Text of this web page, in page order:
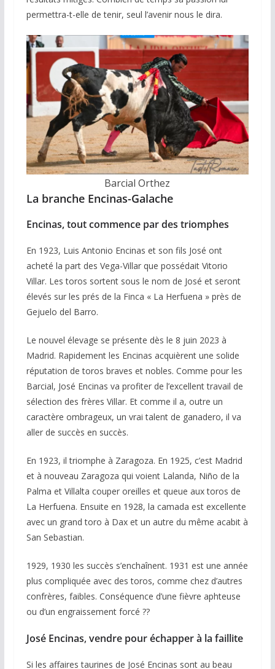
permettra-t-elle de tenir, seul l’avenir nous le dira.
Barcial Orthez
La branche Encinas-Galache
Encinas, tout commence par des triomphes
En 1923, Luis Antonio Encinas et son fils José ont
acheté la part des Vega-Villar que possédait Vitorio
Villar. Les toros sortent sous le nom de José et seront
élevés sur les prés de la Finca « La Herfuena » près de
Gejuelo del Barro.
Le nouvel élevage se présente dès le 8 juin 2023 à
Madrid. Rapidement les Encinas acquièrent une solide
réputation de toros braves et nobles. Comme pour les
Barcial, José Encinas va profiter de l’excellent travail de
sélection des frères Villar. Et comme il a, outre un
caractère ombrageux, un vrai talent de ganadero, il va
aller de succès en succès.
En 1923, il triomphe à Zaragoza. En 1925, c’est Madrid
et à nouveau Zaragoza qui voient Lalanda, Niño de la
Palma et Villalta couper oreilles et queue aux toros de
La Herfuena. Ensuite en 1928, la camada est excellente
avec un grand toro à Dax et un autre du même acabit à
San Sebastian.
1929, 1930 les succès s’enchaînent. 1931 est une année
plus compliquée avec des toros, comme chez d’autres
confrères, faibles. Conséquence d’une fièvre aphteuse
ou d’un engraissement forcé ??
José Encinas, vendre pour échapper à la faillite
Si les affaires taurines de José Encinas sont au beau